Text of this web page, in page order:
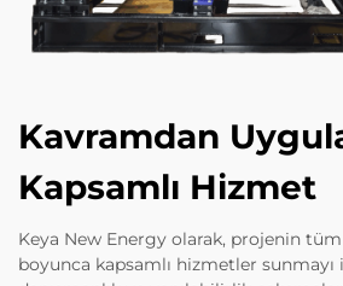
Kavramdan
Kapsamlı Hizmet
Keya New Energy olarak, projenin
boyunca kapsamlı hizmetler